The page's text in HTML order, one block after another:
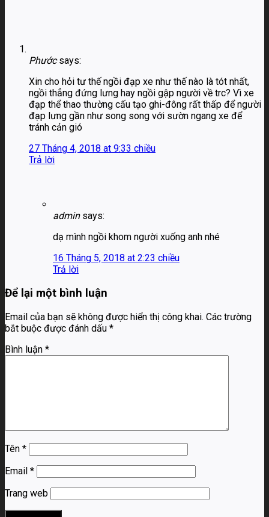
Phước says:
Xin cho hỏi tư thế ngồi đạp xe như thế nào là tót nhất,
ngồi thẳng đứng lưng hay ngồi gập người về trc? Vì xe
đạp thể thao thường cấu tạo ghi-đông rất thấp để người
đạp lưng gần như song song với sườn ngang xe để
tránh cản gió
27 Tháng 4, 2018 at 9:33 chiều
Trả lời
admin says:
dạ mình ngồi khom người xuống anh nhé
16 Tháng 5, 2018 at 2:23 chiều
Trả lời
Để lại một bình luận
Email của bạn sẽ không được hiển thị công khai. Các trường
bắt buộc được đánh dấu *
Bình luận *
Tên *
Email *
Trang web